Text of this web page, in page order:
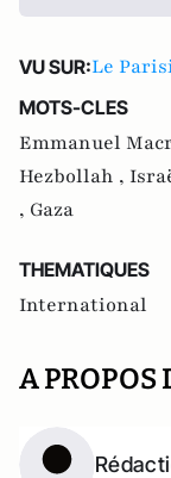
VU SUR:Le
MOTS-CLES
Emmanuel
Hezbollah ,
, Gaza
THEMATIQUES
International
A PROPOS